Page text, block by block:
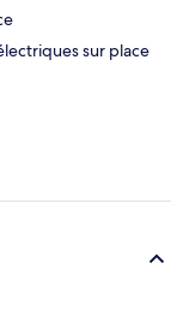
sur place